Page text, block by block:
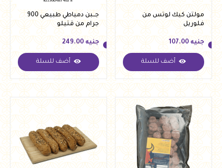
مولتن كيك لوتس من
فلوريل
جنيه
جنيه 107.00
أضف للسلة
جــبن دمياطي طبيعي 900
جرام من قتيلو
جنيه
جنيه 249.00
أضف للسلة